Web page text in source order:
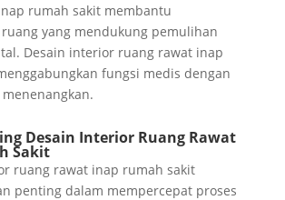
rumah sakit membantu
yang mendukung pemulihan
Desain interior ruang rawat inap
fungsi medis dengan
Desain Interior Ruang Rawat
Sakit
ruang rawat inap rumah sakit
penting dalam mempercepat proses